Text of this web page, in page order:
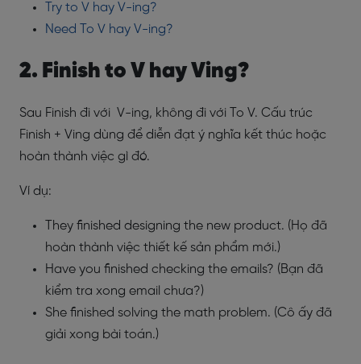
Try to V hay V-ing?
Need To V hay V-ing?
2. Finish to V hay Ving?
Sau Finish đi với V-ing, không đi với To V. Cấu trúc
Finish + Ving dùng để diễn đạt ý nghĩa kết thúc hoặc
hoàn thành việc gì đó.
Ví dụ:
They finished designing the new product. (Họ đã
hoàn thành việc thiết kế sản phẩm mới.)
Have you finished checking the emails? (Bạn đã
kiểm tra xong email chưa?)
She finished solving the math problem. (Cô ấy đã
giải xong bài toán.)